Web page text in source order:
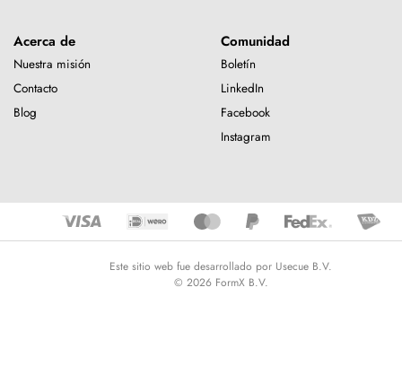
Acerca de
Nuestra misión
Contacto
Blog
Comunidad
Boletín
LinkedIn
Facebook
Instagram
Este sitio web fue desarrollado por Usecue B.V.
© 2026 FormX B.V.